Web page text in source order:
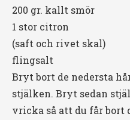
200 gr. kallt smör
1 stor citron
(saft och rivet skal)
flingsalt
Bryt bort de nedersta
stjälken. Bryt sedan
vricka så att du får bort